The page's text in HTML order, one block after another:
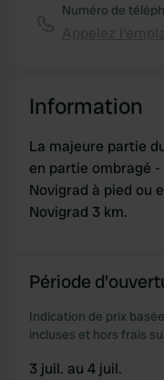
Numéro de
Information
La majeure partie
en partie ombragé
Novigrad à pied ou
Novigrad 3 km.
Période
Indication de prix
incluses et hors frais
3 juil. au 4 juil.